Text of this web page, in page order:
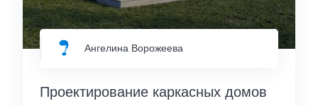
Ангелина Ворожеева
Проектирование каркасных домов